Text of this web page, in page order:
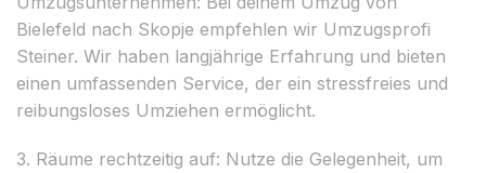
Bielefeld nach Skopje empfehlen wir Umzugsprofi
Steiner. Wir haben langjährige Erfahrung und bieten
einen umfassenden Service, der ein stressfreies und
reibungsloses Umziehen ermöglicht.
3. Räume rechtzeitig auf: Nutze die Gelegenheit, um